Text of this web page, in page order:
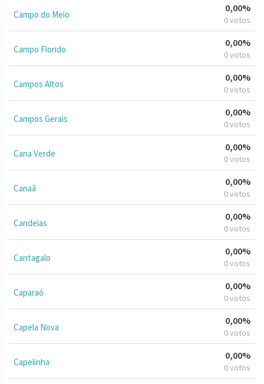
Campo do Meio
0,00%
0 votos
Campo Florido
0,00%
0 votos
Campos Altos
0,00%
0 votos
Campos Gerais
0,00%
0 votos
Cana Verde
0,00%
0 votos
Canaã
0,00%
0 votos
Candeias
0,00%
0 votos
Cantagalo
0,00%
0 votos
Caparaó
0,00%
0 votos
Capela Nova
0,00%
0 votos
Capelinha
0,00%
0 votos